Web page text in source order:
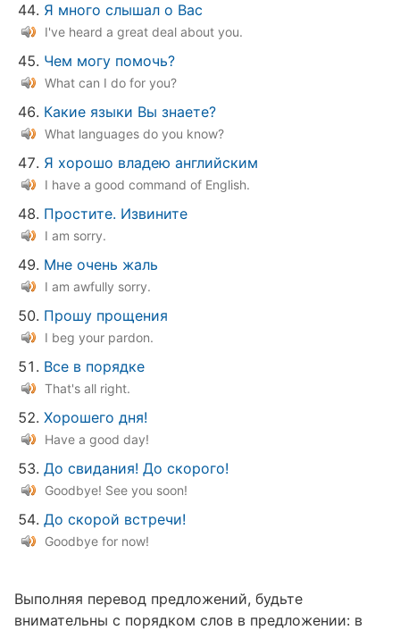
Я много слышал о Вас
I've heard a great deal about you.
Чем могу помочь?
What can I do for you?
Какие языки Вы знаете?
What languages do you know?
Я хорошо владею английским
I have a good command of English.
Простите. Извините
I am sorry.
Мне очень жаль
I am awfully sorry.
Прошу прощения
I beg your pardon.
Все в порядке
That's all right.
Хорошего дня!
Have a good day!
До свидания! До скорого!
Goodbye! See you soon!
До скорой встречи!
Goodbye for now!
Выполняя перевод предложений, будьте
внимательны с порядком слов в предложении: в